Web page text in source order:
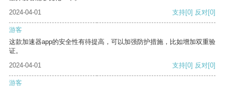
2024-04-01
支持[0] 反对[0]
游客
这款加速器app的安全性有待提高，可以加强防护措施，比如增加双重验
证。
2024-04-01
支持[0] 反对[0]
游客